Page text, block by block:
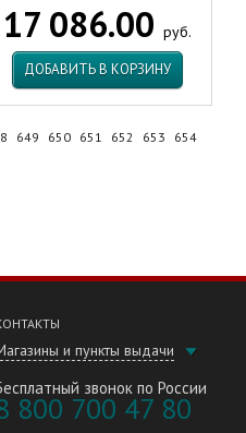
17 086.00 руб.
ДОБАВИТЬ В КОРЗИНУ
649 650 651 652 653
654
и пункты выдачи
звонок по России
800 700 47 80